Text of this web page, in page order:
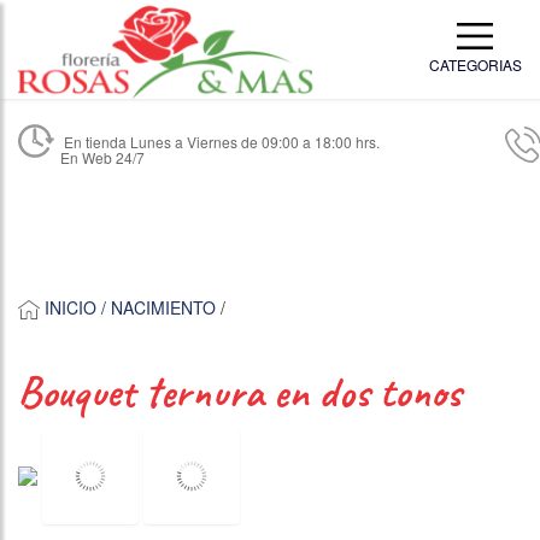
CATEGORIAS
En tienda Lunes a Viernes de 09:00 a 18:00 hrs.
En Web 24/7
INICIO / NACIMIENTO /
bouquet ternura en dos tonos